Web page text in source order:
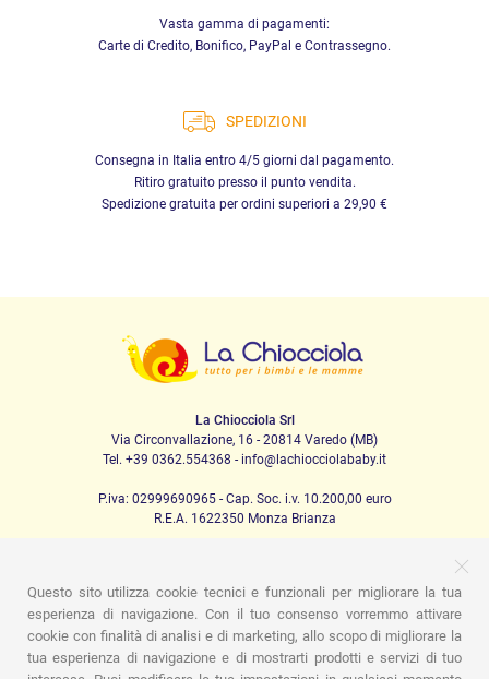
Vasta gamma di pagamenti:
Carte di Credito, Bonifico, PayPal e Contrassegno.
SPEDIZIONI
Consegna in Italia entro 4/5 giorni dal pagamento.
Ritiro gratuito presso il punto vendita.
Spedizione gratuita per ordini superiori a 29,90 €
La Chiocciola Srl
Via Circonvallazione, 16 - 20814 Varedo (MB)
Tel. +39 0362.554368 - info@lachiocciolababy.it
P.iva: 02999690965 - Cap. Soc. i.v. 10.200,00 euro
R.E.A. 1622350 Monza Brianza
PRODOTTI
Passeggio
Seggiolini Auto A casa Pappa
Nanna
Igiene
Mamma e bebè Abbigliamento Gioco
Gift card
Questo sito utilizza cookie tecnici e funzionali per migliorare la tua
esperienza di navigazione. Con il tuo consenso vorremmo attivare
cookie con finalità di analisi e di marketing, allo scopo di migliorare la
tua esperienza di navigazione e di mostrarti prodotti e servizi di tuo